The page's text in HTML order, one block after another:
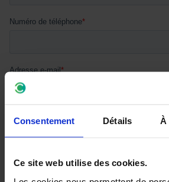
Consentement Détails À
Ce site web utilise des cookies.